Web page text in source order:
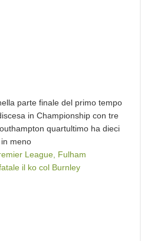
parte finale del primo tempo
in Championship con tre
quartultimo ha dieci
meno
League, Fulham
il ko col Burnley